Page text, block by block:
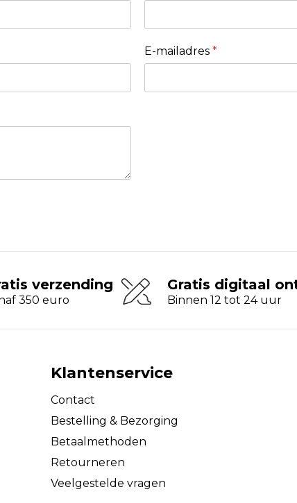
E-mailadres *
verzending
350 euro
Gratis digitaal
Binnen 12 tot 24 uur
Klantenservice
Contact
Bestelling & Bezorging
Betaalmethoden
Retourneren
Veelgestelde vragen